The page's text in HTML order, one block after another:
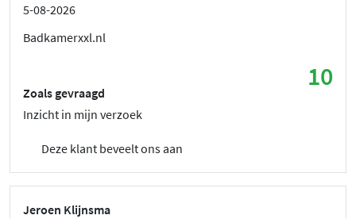
5-08-2026
Badkamerxxl.nl
10
Zoals gevraagd
Inzicht in mijn verzoek
Deze klant beveelt ons aan
Jeroen Klijnsma